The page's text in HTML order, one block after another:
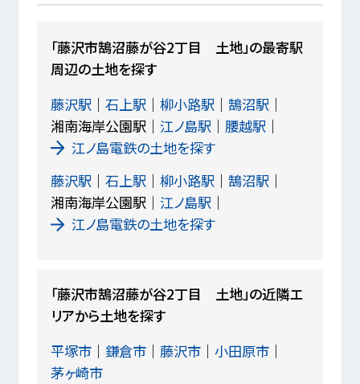
「藤沢市鵠沼藤が谷2丁目 土地」の最寄駅
周辺の土地を探す
藤沢駅
石上駅 柳小路駅
鵠沼駅
湘南海岸公園駅
江ノ島駅
腰越駅
江ノ島電鉄の土地を探す
藤沢駅
石上駅 柳小路駅
鵠沼駅
湘南海岸公園駅
江ノ島駅
江ノ島電鉄の土地を探す
「藤沢市鵠沼藤が谷2丁目 土地」の近隣エ
リアから土地を探す
平塚市
鎌倉市 藤沢市
小田原市
茅ヶ崎市